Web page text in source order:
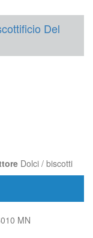
Del
Dolci / biscotti
MN